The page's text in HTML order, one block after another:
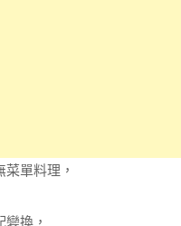
單料理，
換，